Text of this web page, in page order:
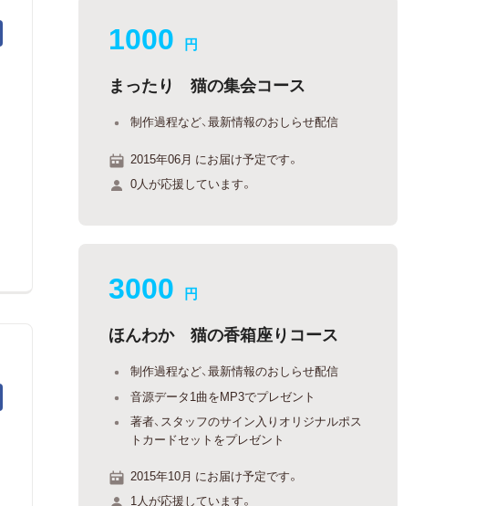
1000 円
まったり 猫の集会コース
制作過程など、最新情報のおしらせ配信
2015年06月 にお届け予定です。
0人が応援しています。
3000 円
ほんわか 猫の香箱座りコース
制作過程など、最新情報のおしらせ配信
音源データ1曲をMP3でプレゼント
著者、スタッフのサイン入りオリジナルポス
トカードセットをプレゼント
2015年10月 にお届け予定です。
1人が応援しています。